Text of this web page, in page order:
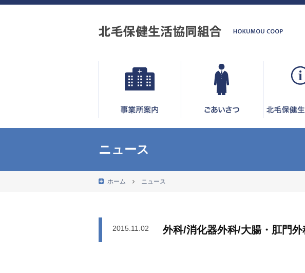
ニュース
ホーム ニュース
2015.11.02 外科/消化器外科/大腸・肛門